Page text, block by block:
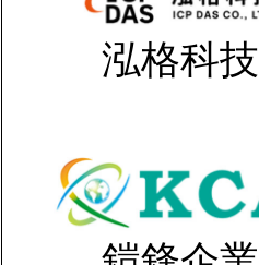
泓格科技